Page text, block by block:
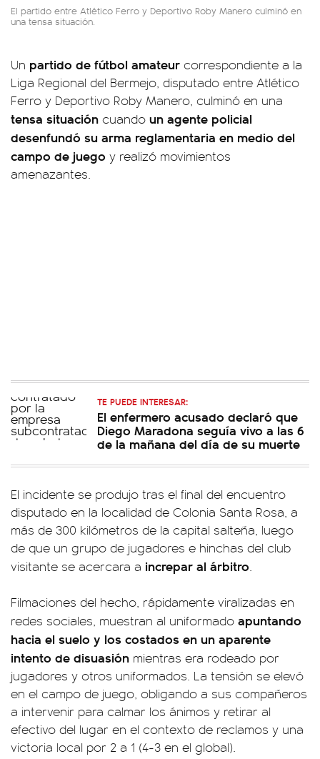
El partido entre Atlético Ferro y Deportivo Roby Manero culminó en
una tensa situación.
Un partido de fútbol amateur correspondiente a la
Liga Regional del Bermejo, disputado entre Atlético
Ferro y Deportivo Roby Manero, culminó en una
tensa situación cuando un agente policial
desenfundó su arma reglamentaria en medio del
campo de juego y realizó movimientos
amenazantes.
TE PUEDE INTERESAR:
El enfermero acusado declaró que
Diego Maradona seguía vivo a las 6
de la mañana del día de su muerte
El incidente se produjo tras el final del encuentro
disputado en la localidad de Colonia Santa Rosa, a
más de 300 kilómetros de la capital salteña, luego
de que un grupo de jugadores e hinchas del club
visitante se acercara a increpar al árbitro.
Filmaciones del hecho, rápidamente viralizadas en
redes sociales, muestran al uniformado apuntando
hacia el suelo y los costados en un aparente
intento de disuasión mientras era rodeado por
jugadores y otros uniformados. La tensión se elevó
en el campo de juego, obligando a sus compañeros
a intervenir para calmar los ánimos y retirar al
efectivo del lugar en el contexto de reclamos y una
victoria local por 2 a 1 (4-3 en el global).